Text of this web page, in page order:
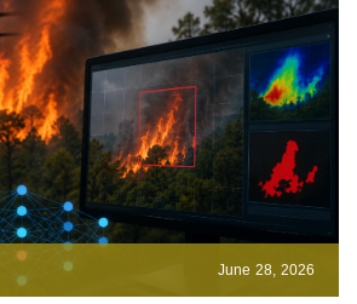
June 28, 2026